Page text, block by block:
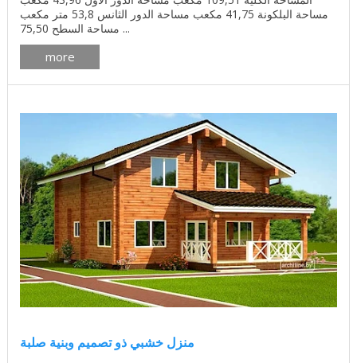
مساحة البلكونة 41,75 مكعب مساحة الدور الثانس 53,8 متر مكعب
مساحة السطح 75,50 ...
more
منزل خشبي ذو تصميم وبنية صلبة